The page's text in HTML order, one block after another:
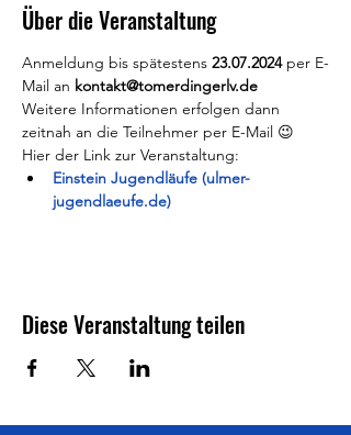
Über die Veranstaltung
Anmeldung bis spätestens 23.07.2024 per E-
Mail an kontakt@tomerdingerlv.de
Weitere Informationen erfolgen dann
zeitnah an die Teilnehmer per E-Mail 😉
Hier der Link zur Veranstaltung:
Einstein Jugendläufe (ulmer-
jugendlaeufe.de)
Diese Veranstaltung teilen